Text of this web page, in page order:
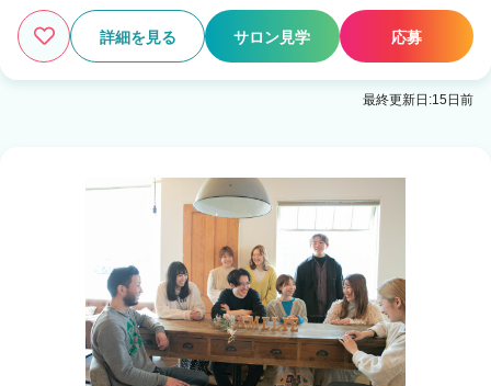
詳細を見る サロン見学 応募
最終更新日:15日前